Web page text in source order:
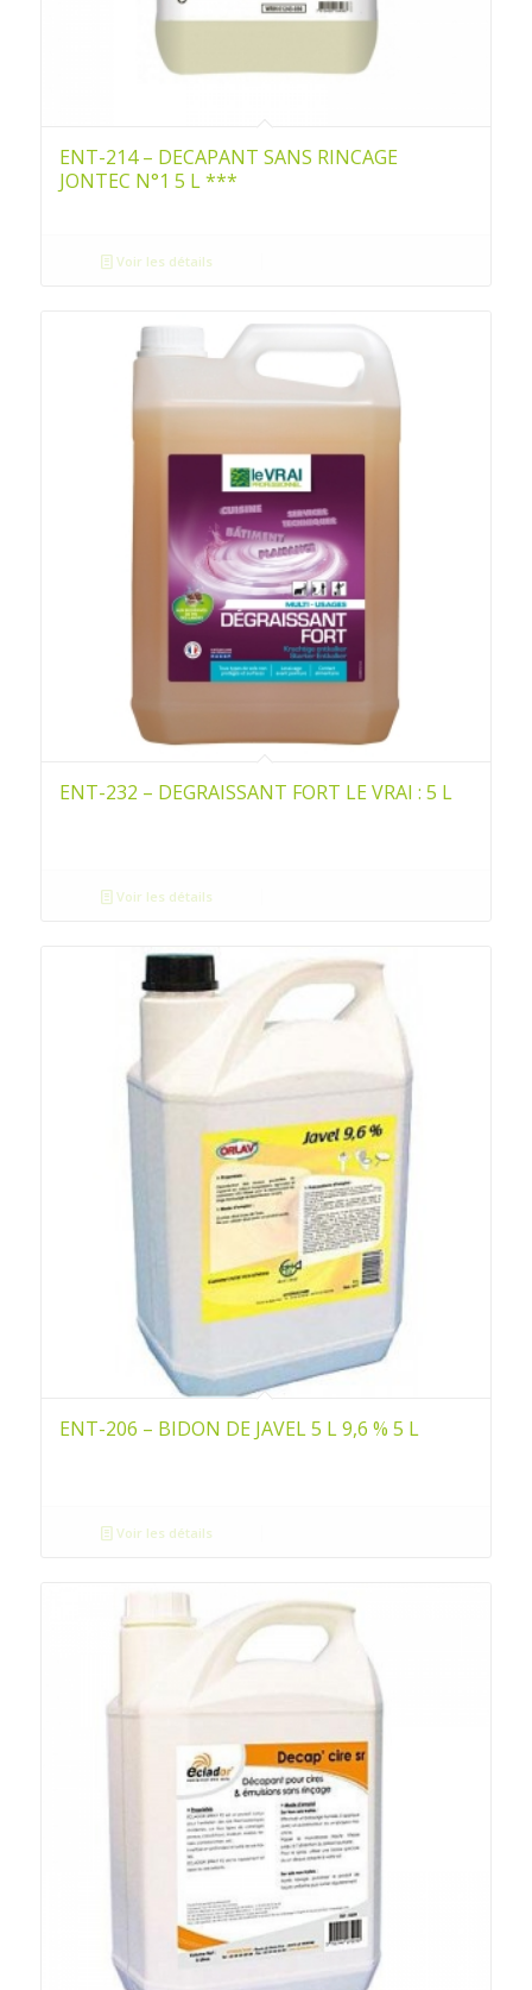
ENT-214 – DECAPANT SANS RINCAGE
JONTEC N°1 5 L ***
Voir les détails
ENT-232 – DEGRAISSANT FORT LE VRAI : 5 L
Voir les détails
ENT-206 – BIDON DE JAVEL 5 L 9,6 % 5 L
Voir les détails